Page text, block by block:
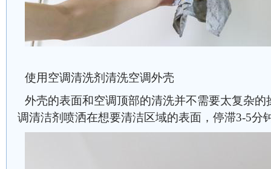
使用空调清洗剂清洗空调外壳
外壳的表面和空调顶部的清洗并不需要太复杂
调清洁剂喷洒在想要清洁区域的表面，停滞3-5分